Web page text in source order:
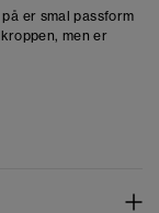
er smal passform
men er